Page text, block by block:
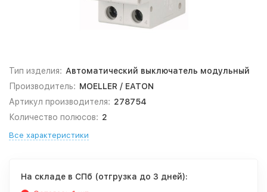
Тип изделия: Автоматический выключатель модульный
Производитель: MOELLER / EATON
Артикул производителя: 278754
Количество полюсов: 2
Все характеристики
На складе в СПб (отгрузка до 3 дней):